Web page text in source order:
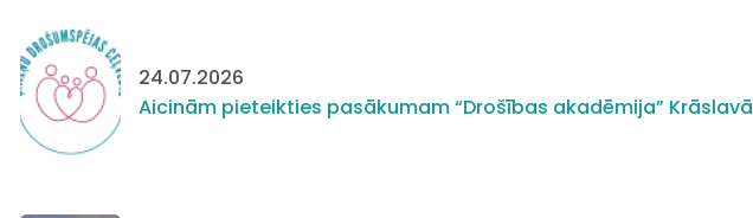
24.07.2026
Aicinām pieteikties pasākumam “Drošības akadēmija” Krāslavā